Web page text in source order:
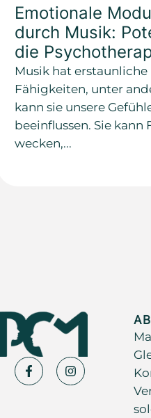
Emotionale
durch Musik:
die
Musik hat erstaunliche
Fähigkeiten, unter
kann sie unsere
beeinflussen. Sie kann
wecken,...